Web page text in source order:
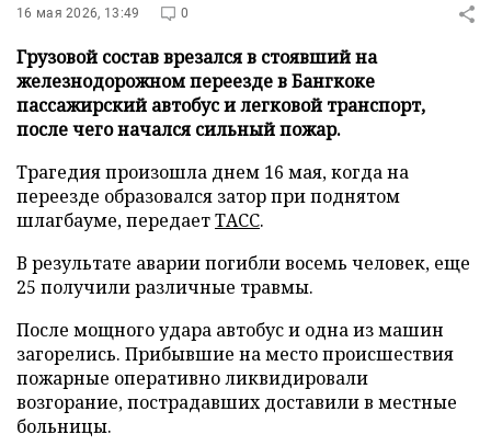
16 мая 2026, 13:49 0
Грузовой состав врезался в стоявший на
железнодорожном переезде в Бангкоке
пассажирский автобус и легковой транспорт,
после чего начался сильный пожар.
Трагедия произошла днем 16 мая, когда на
переезде образовался затор при поднятом
шлагбауме, передаетТАСС.
В результате аварии погибли восемь человек, еще
25 получили различные травмы.
После мощного удара автобус и одна из машин
загорелись. Прибывшие на место происшествия
пожарные оперативно ликвидировали
возгорание, пострадавших доставили в местные
больницы.